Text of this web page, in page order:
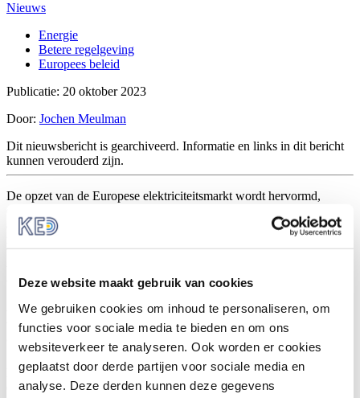
Deze website maakt gebruik van cookies
We gebruiken cookies om inhoud te personaliseren, om
functies voor sociale media te bieden en om ons
websiteverkeer te analyseren. Ook worden er cookies
geplaatst door derde partijen voor sociale media en
analyse. Deze derden kunnen deze gegevens
Nieuws
Energie
Betere regelgeving
Europees beleid
Publicatie: 20 oktober 2023
Door: Jochen Meulman
Dit nieuwsbericht is gearchiveerd. Informatie en links in dit bericht
kunnen verouderd zijn.
De opzet van de Europese elektriciteitsmarkt wordt hervormd,
akkoord bereikt. Het doel daarvan is om de elektriciteitsprijzen
minder afhankelijk te maken van de markt voor fossiele
brandstoffen, aangezien deze nogal wisselvallig kan zijn. Hiermee
van de consument.
Hervorming als antwoord op de
energiecrisis
De EU-brede energiecrisis van 2022 heeft een groot effect gehad op
de elektriciteitsmarkt. De elektriciteitsprijs is nu voornamelijk